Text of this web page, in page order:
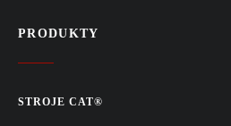
PRODUKTY
STROJE CAT®